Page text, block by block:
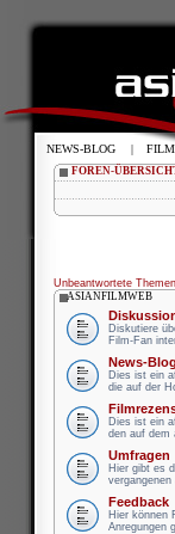
FOREN-
Unbeantwortete Themen
ASIANFILMWEB
Diskutiere
Film-Fan
News-Blog
Dies ist ein
die auf der
Dies ist ein
den auf dem
Umfragen
Hier gibt es
Feedback
Hier können
Anregungen
NEWS-BLOG |